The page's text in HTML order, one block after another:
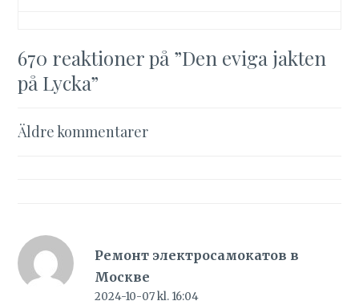
670 reaktioner på ”Den eviga jakten
på Lycka”
Kommentarsnavigering
Äldre kommentarer
Ремонт электросамокатов в
Москве
2024-10-07 kl. 16:04